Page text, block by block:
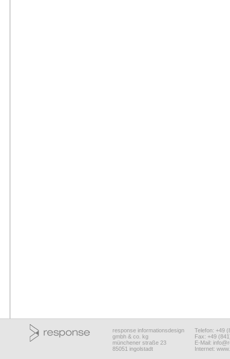
response informationsdesign
gmbh & co. kg
münchener straße 23
85051 ingolstadt
Telefon: +49
Fax: +49
E-Mail:
Internet: